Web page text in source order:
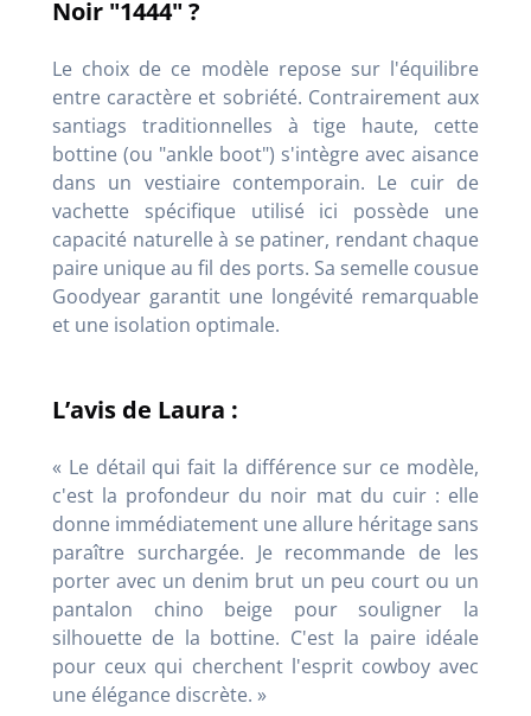
Noir "1444" ?
Le choix de ce modèle repose sur l'équilibre
entre caractère et sobriété. Contrairement aux
santiags traditionnelles à tige haute, cette
bottine (ou "ankle boot") s'intègre avec aisance
dans un vestiaire contemporain. Le cuir de
vachette spécifique utilisé ici possède une
capacité naturelle à se patiner, rendant chaque
paire unique au fil des ports. Sa semelle cousue
Goodyear garantit une longévité remarquable
et une isolation optimale.
L’avis de Laura :
« Le détail qui fait la différence sur ce modèle,
c'est la profondeur du noir mat du cuir : elle
donne immédiatement une allure héritage sans
paraître surchargée. Je recommande de les
porter avec un denim brut un peu court ou un
pantalon chino beige pour souligner la
silhouette de la bottine. C'est la paire idéale
pour ceux qui cherchent l'esprit cowboy avec
une élégance discrète. »